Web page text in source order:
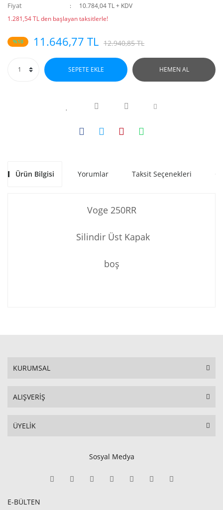
Fiyat
10.784,04 TL + KDV
1.281,54 TL den başlayan taksitlerle!
%10 11.646,77 TL 12.940,85 TL
SEPETE EKLE HEMEN AL
Ürün Bilgisi Yorumlar Taksit Seçenekleri
Voge 250RR
Silindir Üst Kapak
boş
KURUMSAL
ALIŞVERİŞ
ÜYELİK
Sosyal Medya
E-BÜLTEN